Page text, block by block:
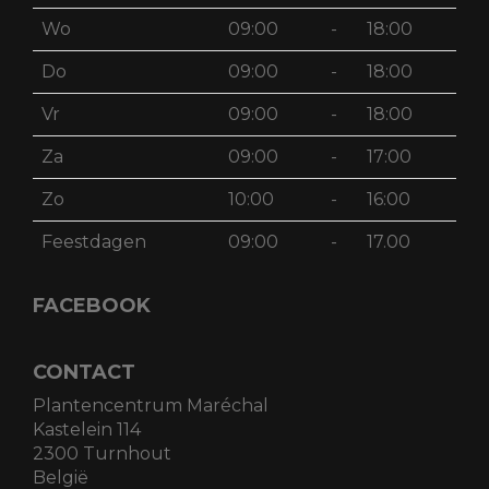
Wo 09:00 - 18:00
Do 09:00 - 18:00
Vr 09:00 - 18:00
Za 09:00 - 17:00
Zo 10:00 - 16:00
Feestdagen 09:00 - 17.00
FACEBOOK
CONTACT
Plantencentrum Maréchal
Kastelein 114
2300 Turnhout
België